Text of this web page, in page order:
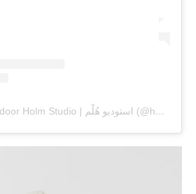
Een bericht gedeeld door Holm Studio | استودیو هُلْم (@holmstudio.ir)